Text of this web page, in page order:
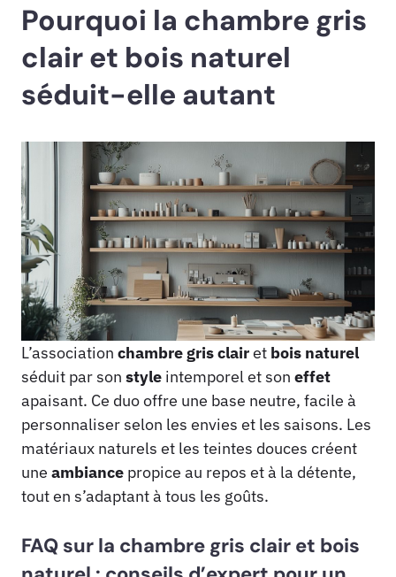
Pourquoi la chambre gris
clair et bois naturel
séduit-elle autant
L’association chambregrisclairet bois naturel
séduit par son style intemporel et son effet
apaisant. Ce duo offre une base neutre, facile à
personnaliser selon les envies et les saisons. Les
matériaux naturels et les teintes douces créent
une ambiance propice au repos et à la détente,
tout en s’adaptant à tous les goûts.
FAQ sur la chambre gris clair et bois